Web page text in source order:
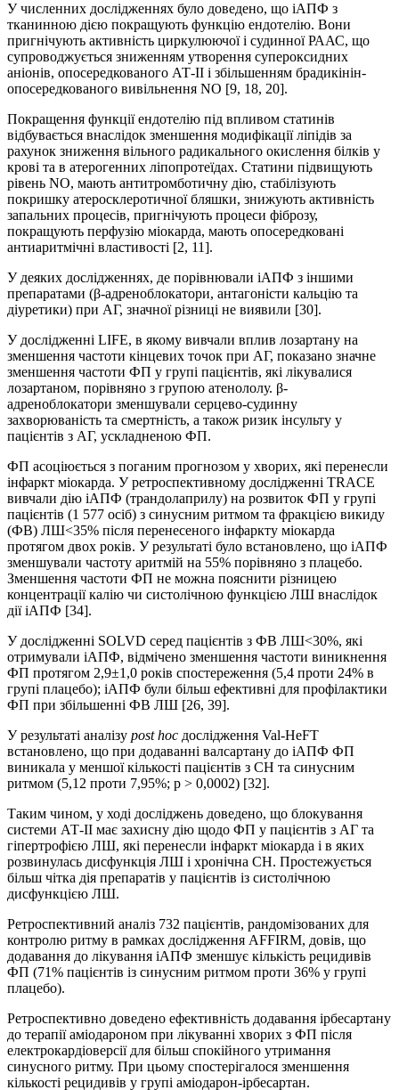
У численних дослідженнях було доведено, що іАПФ з
тканинною дією покращують функцію ендотелію. Вони
пригнічують активність циркулюючої і судинної РААС, що
супроводжується зниженням утворення супероксидних
аніонів, опосередкованого АТ-ІІ і збільшенням брадикінін-
опосередкованого вивільнення NO [9, 18, 20].
Покращення функції ендотелію під впливом статинів
відбувається внаслідок зменшення модифікації ліпідів за
рахунок зниження вільного радикального окислення білків у
крові та в атерогенних ліпопротеїдах. Статини підвищують
рівень NО, мають антитромботичну дію, стабілізують
покришку атеросклеротичної бляшки, знижують активність
запальних процесів, пригнічують процеси фіброзу,
покращують перфузію міокарда, мають опосередковані
антиаритмічні властивості [2, 11].
У деяких дослідженнях, де порівнювали іАПФ з іншими
препаратами (β-адреноблокатори, антагоністи кальцію та
діуретики) при АГ, значної різниці не виявили [30].
У дослідженні LIFE, в якому вивчали вплив лозартану на
зменшення частоти кінцевих точок при АГ, показано значне
зменшення частоти ФП у групі пацієнтів, які лікувалися
лозартаном, порівняно з групою атенололу. β-
адреноблокатори зменшували серцево-судинну
захворюваність та смертність, а також ризик інсульту у
пацієнтів з АГ, ускладненою ФП.
ФП асоціюється з поганим прогнозом у хворих, які перенесли
інфаркт міокарда. У ретроспективному дослідженні TRACE
вивчали дію іАПФ (трандолаприлу) на розвиток ФП у групі
пацієнтів (1 577 осіб) з синусним ритмом та фракцією викиду
(ФВ) ЛШ<35% після перенесеного інфаркту міокарда
протягом двох років. У результаті було встановлено, що іАПФ
зменшували частоту аритмій на 55% порівняно з плацебо.
Зменшення частоти ФП не можна пояснити різницею
концентрації калію чи систолічною функцією ЛШ внаслідок
дії іАПФ [34].
У дослідженні SOLVD серед пацієнтів з ФВ ЛШ<30%, які
отримували іАПФ, відмічено зменшення частоти виникнення
ФП протягом 2,9±1,0 років спостереження (5,4 проти 24% в
групі плацебо); іАПФ були більш ефективні для профілактики
ФП при збільшенні ФВ ЛШ [26, 39].
У результаті аналізу рost hoc дослідження Val-HeFT
встановлено, що при додаванні валсартану до іАПФ ФП
виникала у меншої кількості пацієнтів з СН та синусним
ритмом (5,12 проти 7,95%; р > 0,0002) [32].
Таким чином, у ході досліджень доведено, що блокування
системи АТ-ІІ має захисну дію щодо ФП у пацієнтів з АГ та
гіпертрофією ЛШ, які перенесли інфаркт міокарда і в яких
розвинулась дисфункція ЛШ і хронічна СН. Простежується
більш чітка дія препаратів у пацієнтів із систолічною
дисфункцією ЛШ.
Ретроспективний аналіз 732 пацієнтів, рандомізованих для
контролю ритму в рамках дослідження AFFIRM, довів, що
додавання до лікування іАПФ зменшує кількість рецидивів
ФП (71% пацієнтів із синусним ритмом проти 36% у групі
плацебо).
Ретроспективно доведено ефективність додавання ірбесартану
до терапії аміодароном при лікуванні хворих з ФП після
електрокардіоверсії для більш спокійного утримання
синусного ритму. При цьому спостерігалося зменшення
кількості рецидивів у групі аміодарон-ірбесартан.